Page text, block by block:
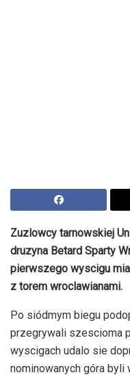
Zuzlowcy tarnowskiej
druzyna Betard Sparty
pierwszego wyscigu
z torem wroclawianami.
Po siódmym biegu
przegrywali szescioma
wyscigach udalo sie
nominowanych góra